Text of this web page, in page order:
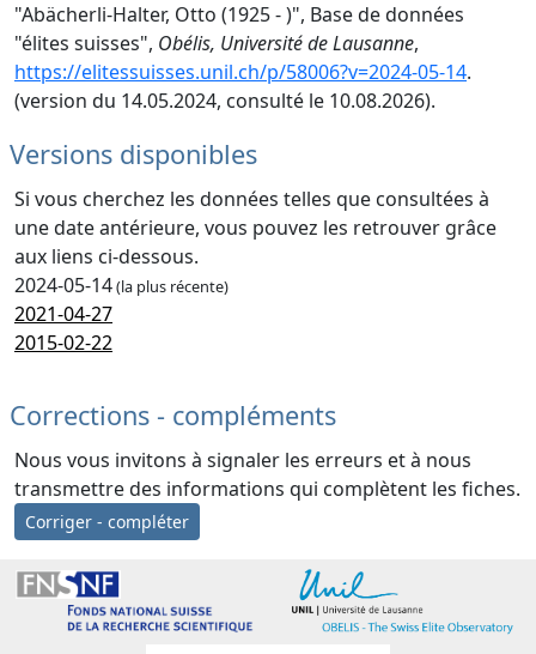
"Abächerli-Halter, Otto (1925 - )", Base de données
"élites suisses", Obélis, Université de Lausanne,
https://elitessuisses.unil.ch/p/58006?v=2024-05-14.
(version du 14.05.2024, consulté le 10.08.2026).
Versions disponibles
Si vous cherchez les données telles que consultées à
une date antérieure, vous pouvez les retrouver grâce
aux liens ci-dessous.
2024-05-14(la plus récente)
2021-04-27
2015-02-22
Corrections - compléments
Nous vous invitons à signaler les erreurs et à nous
transmettre des informations qui complètent les fiches.
Corriger - compléter